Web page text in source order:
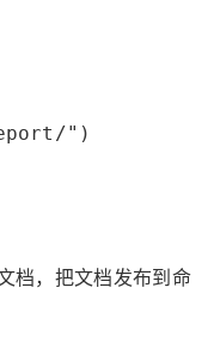
")
档，把文档发布到命